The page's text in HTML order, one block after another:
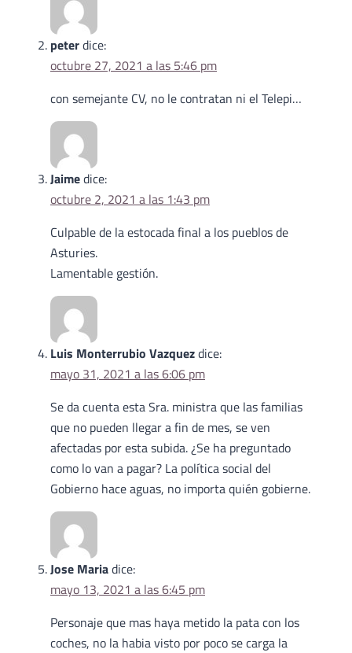
peterdice:
octubre 27, 2021 a las 5:46 pm
con semejante CV, no le contratan ni el Telepi…
Jaimedice:
octubre 2, 2021 a las 1:43 pm
Culpable de la estocada final a los pueblos de
Asturies.
Lamentable gestión.
Luis Monterrubio Vazquezdice:
mayo 31, 2021 a las 6:06 pm
Se da cuenta esta Sra. ministra que las familias
que no pueden llegar a fin de mes, se ven
afectadas por esta subida. ¿Se ha preguntado
como lo van a pagar? La política social del
Gobierno hace aguas, no importa quién gobierne.
Jose Mariadice:
mayo 13, 2021 a las 6:45 pm
Personaje que mas haya metido la pata con los
coches, no la habia visto por poco se carga la